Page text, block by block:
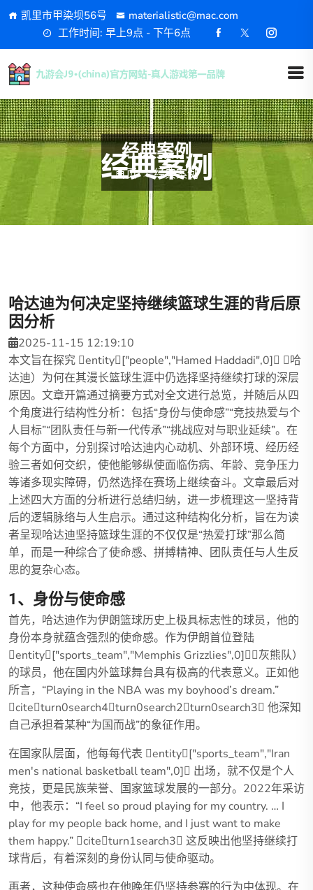
凯里市甲染坝56号
materialistic@mac.com
工作时间: 早上9点 - 下午6点
经典案例
首页 经典案例
哈达迪为何决定坚持继续篮球生涯的背后原
因分析
2025-11-15 12:19:10
本文旨在探究 entity["people","Hamed Haddadi",0] （哈
达迪）为何在其漫长篮球生涯中仍选择坚持继续打球的深层
原因。文章开篇通过摘要方式对全文进行总览，并随后从四
个角度进行结构性分析：包括“身份与使命感”“竞技热爱与个
人目标”“团队责任与新一代传承”“挑战应对与职业延续”。在
每个方面中，分别探讨哈达迪内心动机、外部环境、经历经
验三者如何交织，使他能够纵使面临伤病、年龄、竞争压力
等诸多现实障碍，仍然选择在赛场上继续奋斗。文章最后对
上述四大方面的分析进行总结归纳，进一步梳理这一坚持背
后的逻辑脉络与人生启示。通过这种结构化分析，旨在为读
者呈现哈达迪坚持篮球生涯的不仅仅是“热爱打球”那么简
单，而是一种综合了使命感、拼搏精神、团队责任与人生反
思的复杂心态。
1、身份与使命感
首先，哈达迪作为伊朗篮球历史上极具标志性的球员，他的
身份本身就蕴含强烈的使命感。作为伊朗首位登陆
entity["sports_team","Memphis Grizzlies",0]（灰熊队）
的球员，他在国内外篮球舞台具有极高的代表意义。正如他
所言，“Playing in the NBA was my boyhood’s dream.”
citeturn0search4turn0search2turn0search3 他深知
自己承担着某种“为国而战”的象征作用。
在国家队层面，他每每代表 entity["sports_team","Iran
men's national basketball team",0] 出场，就不仅是个人
竞技，更是民族荣誉、国家篮球发展的一部分。2022年采访
中，他表示：“I feel so proud playing for my country. … I
play for my people back home, and I just want to make
them happy.” citeturn1search3 这反映出他坚持继续打
球背后，有着深刻的身份认同与使命驱动。